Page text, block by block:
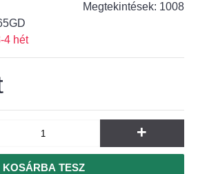
Megtekintések: 1008
4 hét
+
KOSÁRBA TESZ